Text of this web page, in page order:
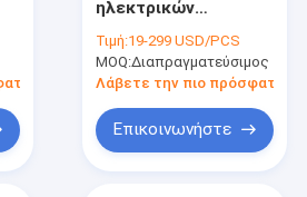
ενεργοποιητές
στάθμευσης φορτηγών
καμερών φορτηγών
τιμή
ηλεκτρικών
προστασία
ασφαλείας για
αυτόματη ανύψωση
υδρομασάζ
Τιμή:19-299 USD/PCS
MOQ:Διαπραγματεύσιμος
Λάβετε την πιο πρόσφατη
Επικοινωνήστε